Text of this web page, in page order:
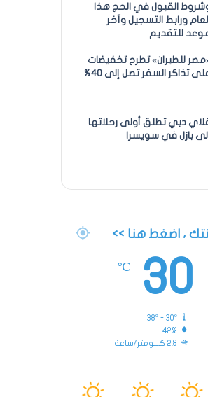
القبول في الحج هذا
العام ورابط التسجيل وآخر
للتقديم
للطيران» تطرح تخفيضات
تذاكر السفر تصل إلى 40%
دبي تطلق أولى رحلاتها
إلى بازل في سويسرا
، اضغط هنا >>
30
℃
38º - 30º
42%
2.8 كيلومتر/ساعة